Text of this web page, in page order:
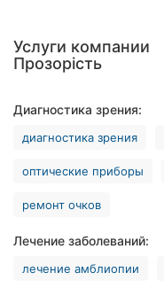
Запорожье
Рог
Услуги компании
Прозорість
Диагностика зрения:
диагностика зрения
оптические приборы
ремонт очков
Лечение заболеваний:
лечение амблиопии